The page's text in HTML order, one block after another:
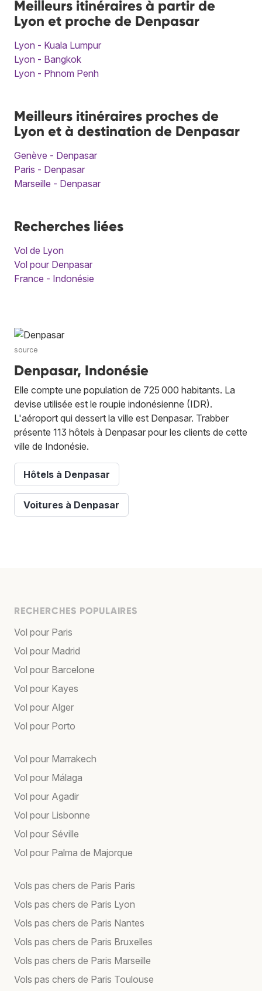
Meilleurs itinéraires à partir de
Lyon et proche de Denpasar
Lyon - Kuala Lumpur
Lyon - Bangkok
Lyon - Phnom Penh
Meilleurs itinéraires proches de
Lyon et à destination de Denpasar
Genève - Denpasar
Paris - Denpasar
Marseille - Denpasar
Recherches liées
Vol de Lyon
Vol pour Denpasar
France - Indonésie
source
Denpasar, Indonésie
Elle compte une population de 725 000 habitants. La
devise utilisée est le roupie indonésienne (IDR).
L'aéroport qui dessert la ville est Denpasar. Trabber
présente 113 hôtels à Denpasar pour les clients de cette
ville de Indonésie.
Hôtels à Denpasar
Voitures à Denpasar
RECHERCHES POPULAIRES
Vol pour Paris
Vol pour Madrid
Vol pour Barcelone
Vol pour Kayes
Vol pour Alger
Vol pour Porto
Vol pour Marrakech
Vol pour Málaga
Vol pour Agadir
Vol pour Lisbonne
Vol pour Séville
Vol pour Palma de Majorque
Vols pas chers de Paris Paris
Vols pas chers de Paris Lyon
Vols pas chers de Paris Nantes
Vols pas chers de Paris Bruxelles
Vols pas chers de Paris Marseille
Vols pas chers de Paris Toulouse